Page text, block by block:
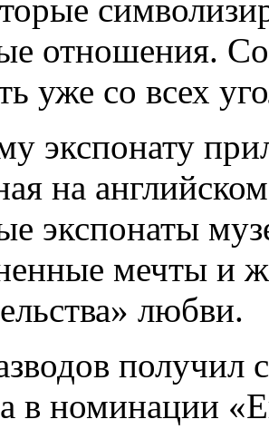
отношения.
уже со всех
экспонату
на
экспонаты
мечты и
любви.
в номинации